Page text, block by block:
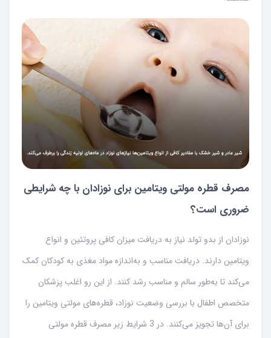
مصرف قطره مولتی ویتامین برای نوزادان با چه شرایطی
ضروری است؟
نوزادان از بدو تولد نیاز به دریافت میزان کافی پروتئین و انواع
ویتامین دارند. دریافت مناسب و به‌اندازه مواد مغذی به کودکان کمک
می‌کند تا به‌طور سالم و مناسب رشد کنند. از این رو اغلب پزشکان
متخصص اطفال با بررسی وضعیت نوزاد، قطره‌های مولتی ویتامین را
برای آن‌ها تجویز می‌کنند. در 3 شرایط زیر مصرف قطره مولتی